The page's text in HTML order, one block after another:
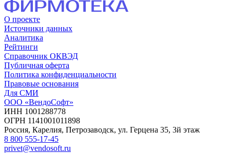
О проекте
Источники данных
Аналитика
Рейтинги
Справочник ОКВЭД
Публичная оферта
Политика конфиденциальности
Правовые основания
Для СМИ
ООО «ВендоСофт»
ИНН 1001288778
ОГРН 1141001011898
Россия, Карелия, Петрозаводск, ул. Герцена 35, 3й этаж
8 800 555-17-45
privet@vendosoft.ru